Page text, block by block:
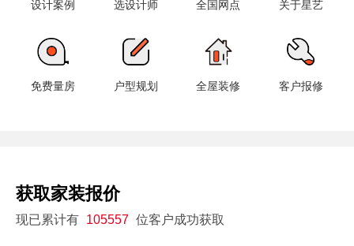
设计案例 选设计师 全国网点 关于星艺
免费量房 户型规划 全屋装修 客户报修
获取家装报价
现已累计有 105557 位客户成功获取